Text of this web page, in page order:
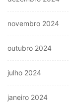
novembro 2024
outubro 2024
julho 2024
janeiro 2024